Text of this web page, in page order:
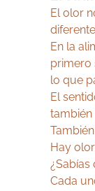
El olor
En la
primero
lo que
El
también
Hay
¿Sabías
Cada